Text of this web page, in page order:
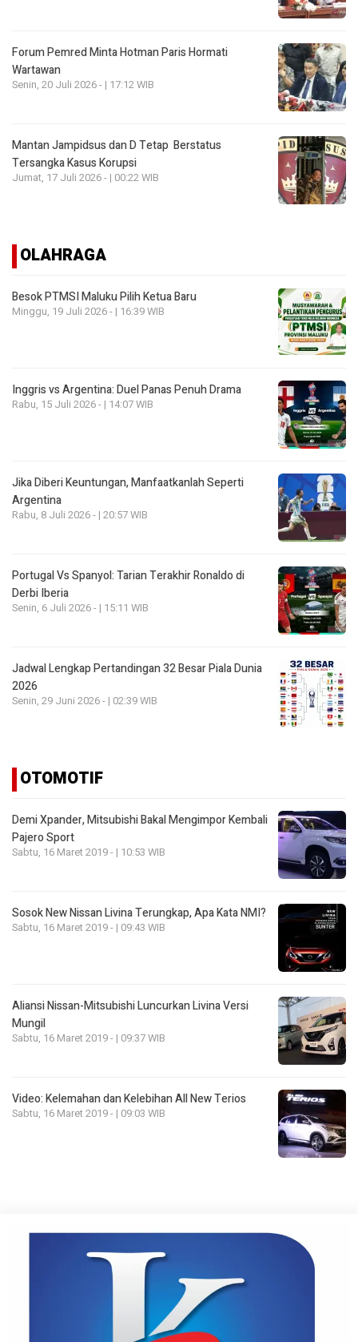
Forum Pemred Minta Hotman Paris Hormati
Wartawan
Senin, 20 Juli 2026 - | 17:12 WIB
Mantan Jampidsus dan D Tetap Berstatus
Tersangka Kasus Korupsi
Jumat, 17 Juli 2026 - | 00:22 WIB
OLAHRAGA
Besok PTMSI Maluku Pilih Ketua Baru
Minggu, 19 Juli 2026 - | 16:39 WIB
Inggris vs Argentina: Duel Panas Penuh Drama
Rabu, 15 Juli 2026 - | 14:07 WIB
Jika Diberi Keuntungan, Manfaatkanlah Seperti
Argentina
Rabu, 8 Juli 2026 - | 20:57 WIB
Portugal Vs Spanyol: Tarian Terakhir Ronaldo di
Derbi Iberia
Senin, 6 Juli 2026 - | 15:11 WIB
Jadwal Lengkap Pertandingan 32 Besar Piala Dunia
2026
Senin, 29 Juni 2026 - | 02:39 WIB
OTOMOTIF
Demi Xpander, Mitsubishi Bakal Mengimpor Kembali
Pajero Sport
Sabtu, 16 Maret 2019 - | 10:53 WIB
Sosok New Nissan Livina Terungkap, Apa Kata NMI?
Sabtu, 16 Maret 2019 - | 09:43 WIB
Aliansi Nissan-Mitsubishi Luncurkan Livina Versi
Mungil
Sabtu, 16 Maret 2019 - | 09:37 WIB
Video: Kelemahan dan Kelebihan All New Terios
Sabtu, 16 Maret 2019 - | 09:03 WIB